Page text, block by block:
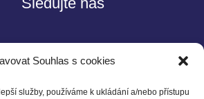
Souhlas s cookies
služby, používáme k ukládání a/nebo přístupu